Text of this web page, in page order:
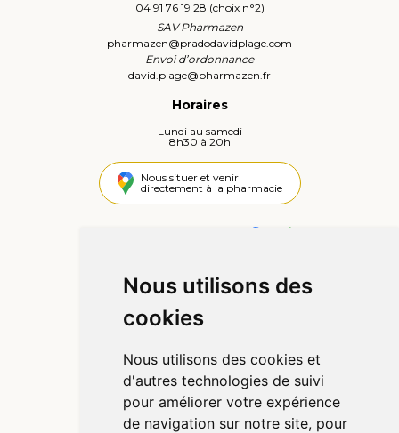
Nous utilisons des
cookies
Nous utilisons des cookies et
d'autres technologies de suivi
pour améliorer votre expérience
de navigation sur notre site, pour
04 91 76 19 28 (choix n°2)
SAV Pharmazen
pharmazen@pradodavidplage.com
Envoi d’ordonnance
david.plage@pharmazen.fr
Horaires
Lundi au samedi
8h30 à 20h
Nous situer et venir
directement à la pharmacie
Informations
Qui sommes-nous ?
Déclarer un effet indésirable
Mentions légales
CGV
Données personnelles